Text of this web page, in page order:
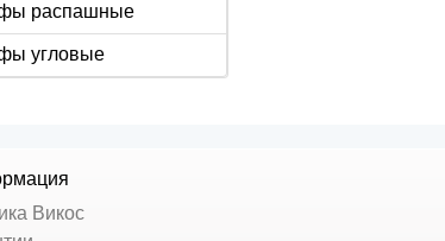
распашные
угловые
Викос